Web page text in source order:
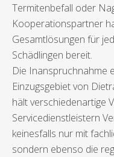
Termitenbefall oder
Kooperationspartner
Gesamtlösungen für
Schädlingen bereit.
Die Inanspruchnahme
Einzugsgebiet von
hält verschiedenartige
Servicedienstleistern
keinesfalls nur mit
sondern ebenso die